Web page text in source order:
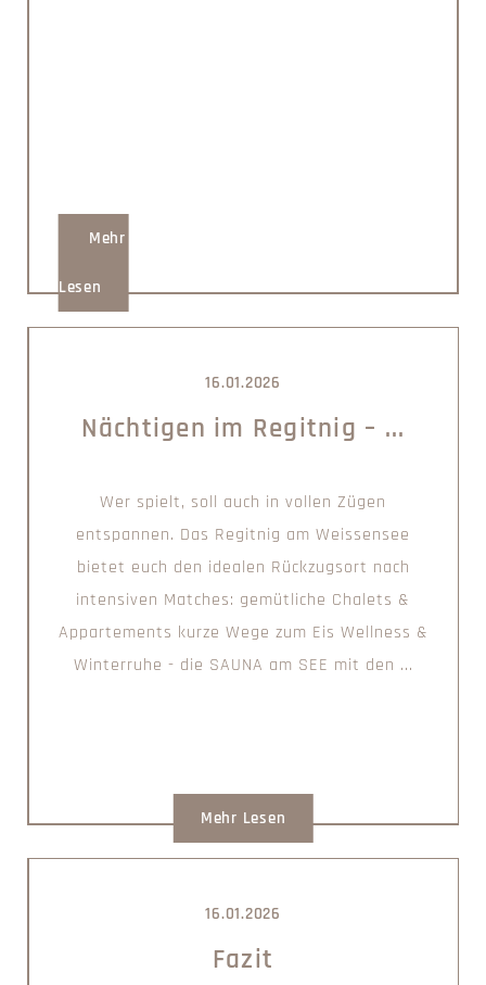
Mehr
Lesen
16.01.2026
Nächtigen im Regitnig – ...
Wer spielt, soll auch in vollen Zügen
entspannen. Das Regitnig am Weissensee
bietet euch den idealen Rückzugsort nach
intensiven Matches: gemütliche Chalets &
Appartements kurze Wege zum Eis Wellness &
Winterruhe - die SAUNA am SEE mit den ...
Mehr Lesen
16.01.2026
Fazit